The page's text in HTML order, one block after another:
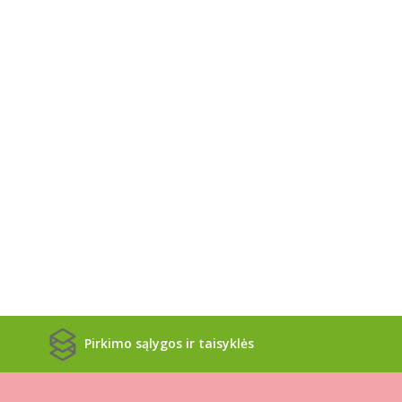
Pirkimo sąlygos ir taisyklės